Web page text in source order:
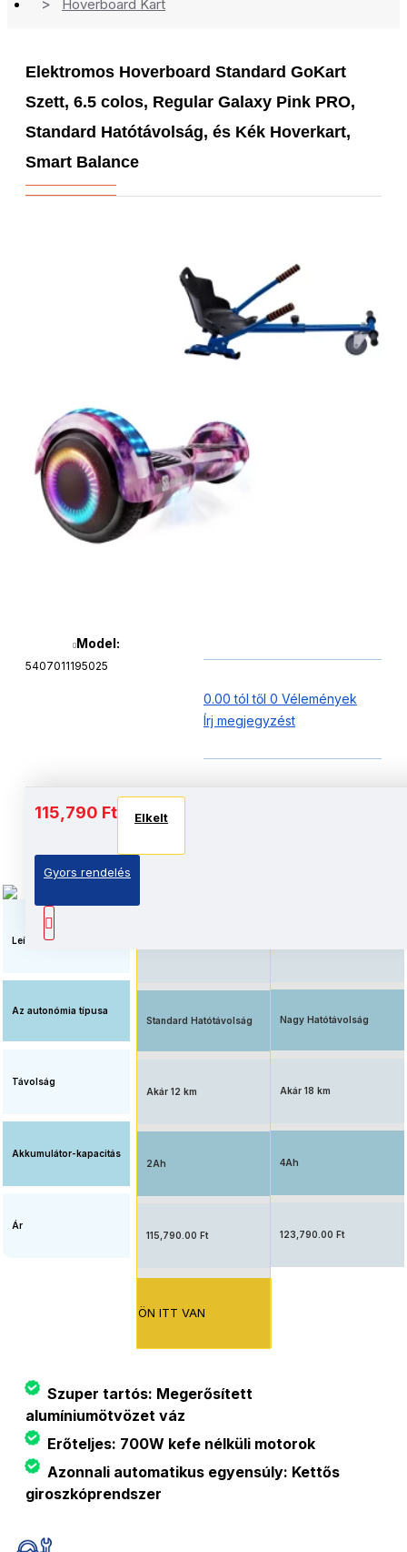
Hoverboard Kart
Elektromos Hoverboard Standard GoKart
Szett, 6.5 colos, Regular Galaxy Pink PRO,
Standard Hatótávolság, és Kék Hoverkart,
Smart Balance
Model:
5407011195025
0.00 tól től 0 Vélemények
Írj megjegyzést
115,790 Ft Elkelt
Gyors rendelés
Akkumulátor és autonómia
Leírás
Az autonómia típusa
Távolság
Akkumulátor-kapacitás
Ár
Standard Hatótávolság
Akár 12 km
2Ah
115,790.00 Ft
ÖN ITT VAN
Nagy Hatótávolság
Akár 18 km
4Ah
123,790.00 Ft
Szuper tartós: Megerősített
alumíniumötvözet váz
Erőteljes: 700W kefe nélküli motorok
Azonnali automatikus egyensúly: Kettős
giroszkóprendszer